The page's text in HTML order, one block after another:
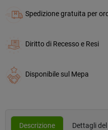
Spedizione gratuita per
Diritto di Recesso e Resi
Disponibile sul Mepa
Descrizione Dettagli